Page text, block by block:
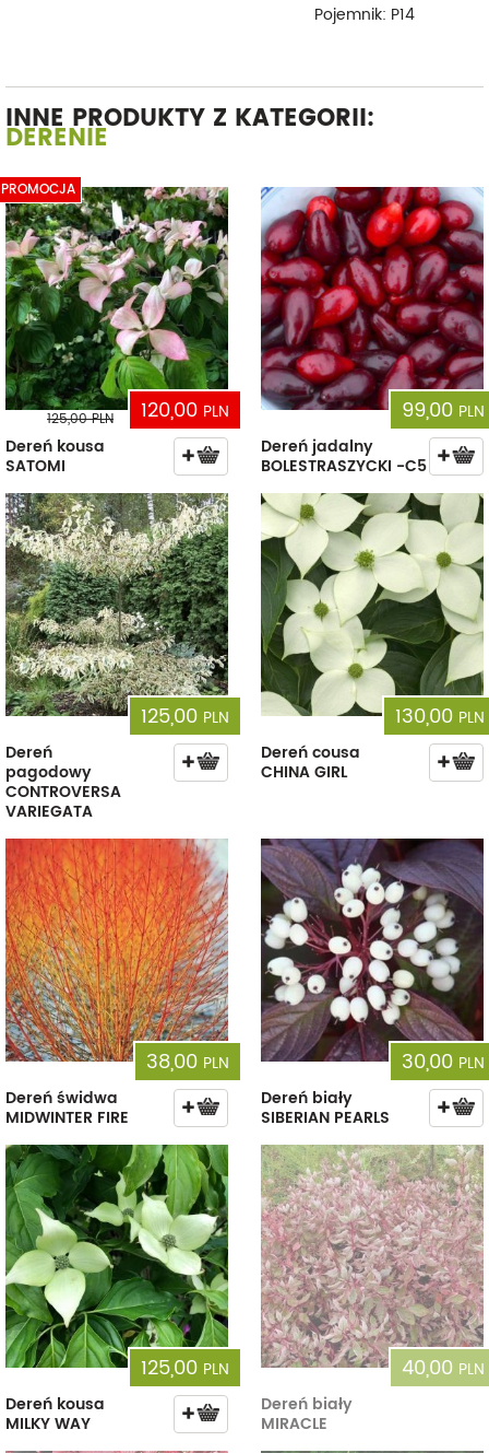
Pojemnik: P14
INNE PRODUKTY Z KATEGORII:
DERENIE
PROMOCJA
120,00 PLN
125,00PLN
Dereń kousa
SATOMI
99,00 PLN
Dereń jadalny
BOLESTRASZYCKI -C5
125,00 PLN
Dereń
pagodowy
CONTROVERSA
VARIEGATA
130,00 PLN
Dereń cousa
CHINA GIRL
38,00 PLN
Dereń świdwa
MIDWINTER FIRE
30,00 PLN
Dereń biały
SIBERIAN PEARLS
125,00 PLN
Dereń kousa
MILKY WAY
40,00 PLN
Dereń biały
MIRACLE